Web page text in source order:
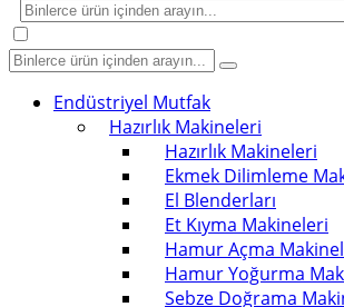
Endüstriyel Mutfak
Hazırlık Makineleri
Hazırlık Makineleri
Ekmek Dilimleme
El Blenderları
Et Kıyma Makineleri
Hamur Açma
Hamur Yoğurma
Sebze Doğrama